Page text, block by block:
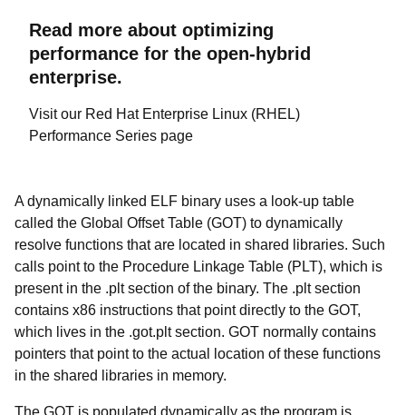
Read more about optimizing
performance for the open-hybrid
enterprise.
Visit our Red Hat Enterprise Linux (RHEL)
Performance Series page
A dynamically linked ELF binary uses a look-up table
called the Global Offset Table (GOT) to dynamically
resolve functions that are located in shared libraries. Such
calls point to the Procedure Linkage Table (PLT), which is
present in the .plt section of the binary. The .plt section
contains x86 instructions that point directly to the GOT,
which lives in the .got.plt section. GOT normally contains
pointers that point to the actual location of these functions
in the shared libraries in memory.
The GOT is populated dynamically as the program is